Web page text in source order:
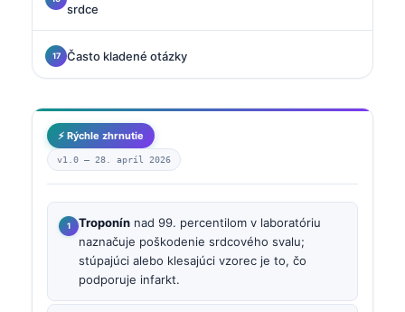
srdce
Často kladené otázky
⚡ Rýchle zhrnutie
v1.0 — 28. apríl 2026
Troponín nad 99. percentilom v laboratóriu
naznačuje poškodenie srdcového svalu;
stúpajúci alebo klesajúci vzorec je to, čo
podporuje infarkt.